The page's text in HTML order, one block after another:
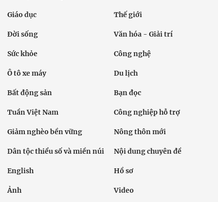
Giáo dục Thế giới
Đời sống Văn hóa - Giải trí
Sức khỏe Công nghệ
Ô tô xe máy Du lịch
Bất động sản Bạn đọc
Tuần Việt Nam Công nghiệp hỗ trợ
Giảm nghèo bền vững Nông thôn mới
Dân tộc thiểu số và miền núi Nội dung chuyên đề
English Hồ sơ
Ảnh Video